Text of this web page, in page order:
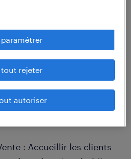
de tout orchestrer
l'atelier et les clients,
de la fluidité de notre
se divisent en trois
: Accueillir les clients
paramétrer
tout rejeter
autoriser